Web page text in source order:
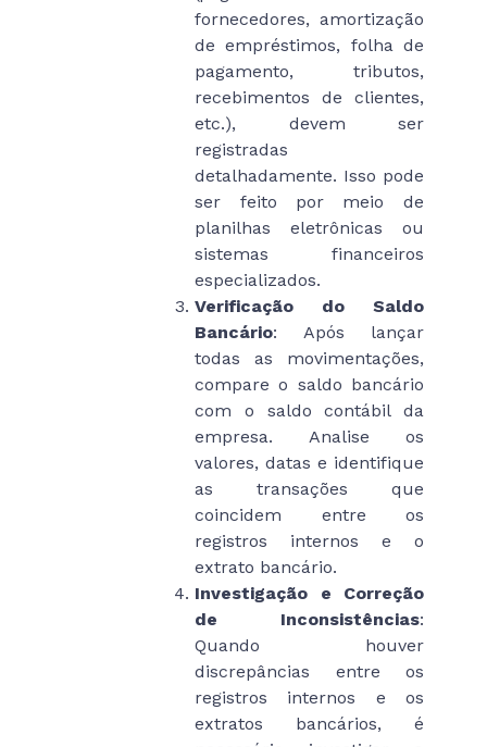
fornecedores, amortização
de empréstimos, folha de
pagamento, tributos,
recebimentos de clientes,
etc.), devem ser
registradas
detalhadamente. Isso pode
ser feito por meio de
planilhas eletrônicas ou
sistemas financeiros
especializados.
Verificação do Saldo
Bancário: Após lançar
todas as movimentações,
compare o saldo bancário
com o saldo contábil da
empresa. Analise os
valores, datas e identifique
as transações que
coincidem entre os
registros internos e o
extrato bancário.
Investigação e Correção
de Inconsistências:
Quando houver
discrepâncias entre os
registros internos e os
extratos bancários, é